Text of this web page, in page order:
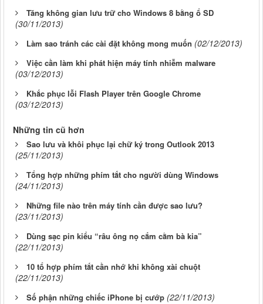
Tăng không gian lưu trữ cho Windows 8 bằng ổ SD
(30/11/2013)
Làm sao tránh các cài đặt không mong muốn (02/12/2013)
Việc cần làm khi phát hiện máy tính nhiễm malware
(03/12/2013)
Khắc phục lỗi Flash Player trên Google Chrome
(03/12/2013)
Những tin cũ hơn
Sao lưu và khôi phục lại chữ ký trong Outlook 2013
(25/11/2013)
Tổng hợp những phím tắt cho người dùng Windows
(24/11/2013)
Những file nào trên máy tính cần được sao lưu?
(23/11/2013)
Dùng sạc pin kiểu “râu ông nọ cắm cằm bà kia”
(22/11/2013)
10 tổ hợp phím tắt cần nhớ khi không xài chuột
(22/11/2013)
Số phận những chiếc iPhone bị cướp (22/11/2013)